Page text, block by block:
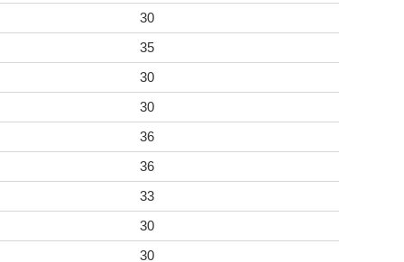
30
35
30
30
36
36
33
30
30